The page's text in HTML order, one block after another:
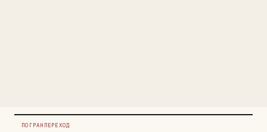
ПОГРАНПЕРЕХОД